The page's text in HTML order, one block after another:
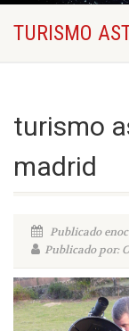
TURISMO
turismo
madrid
Publicado
Publicado por: